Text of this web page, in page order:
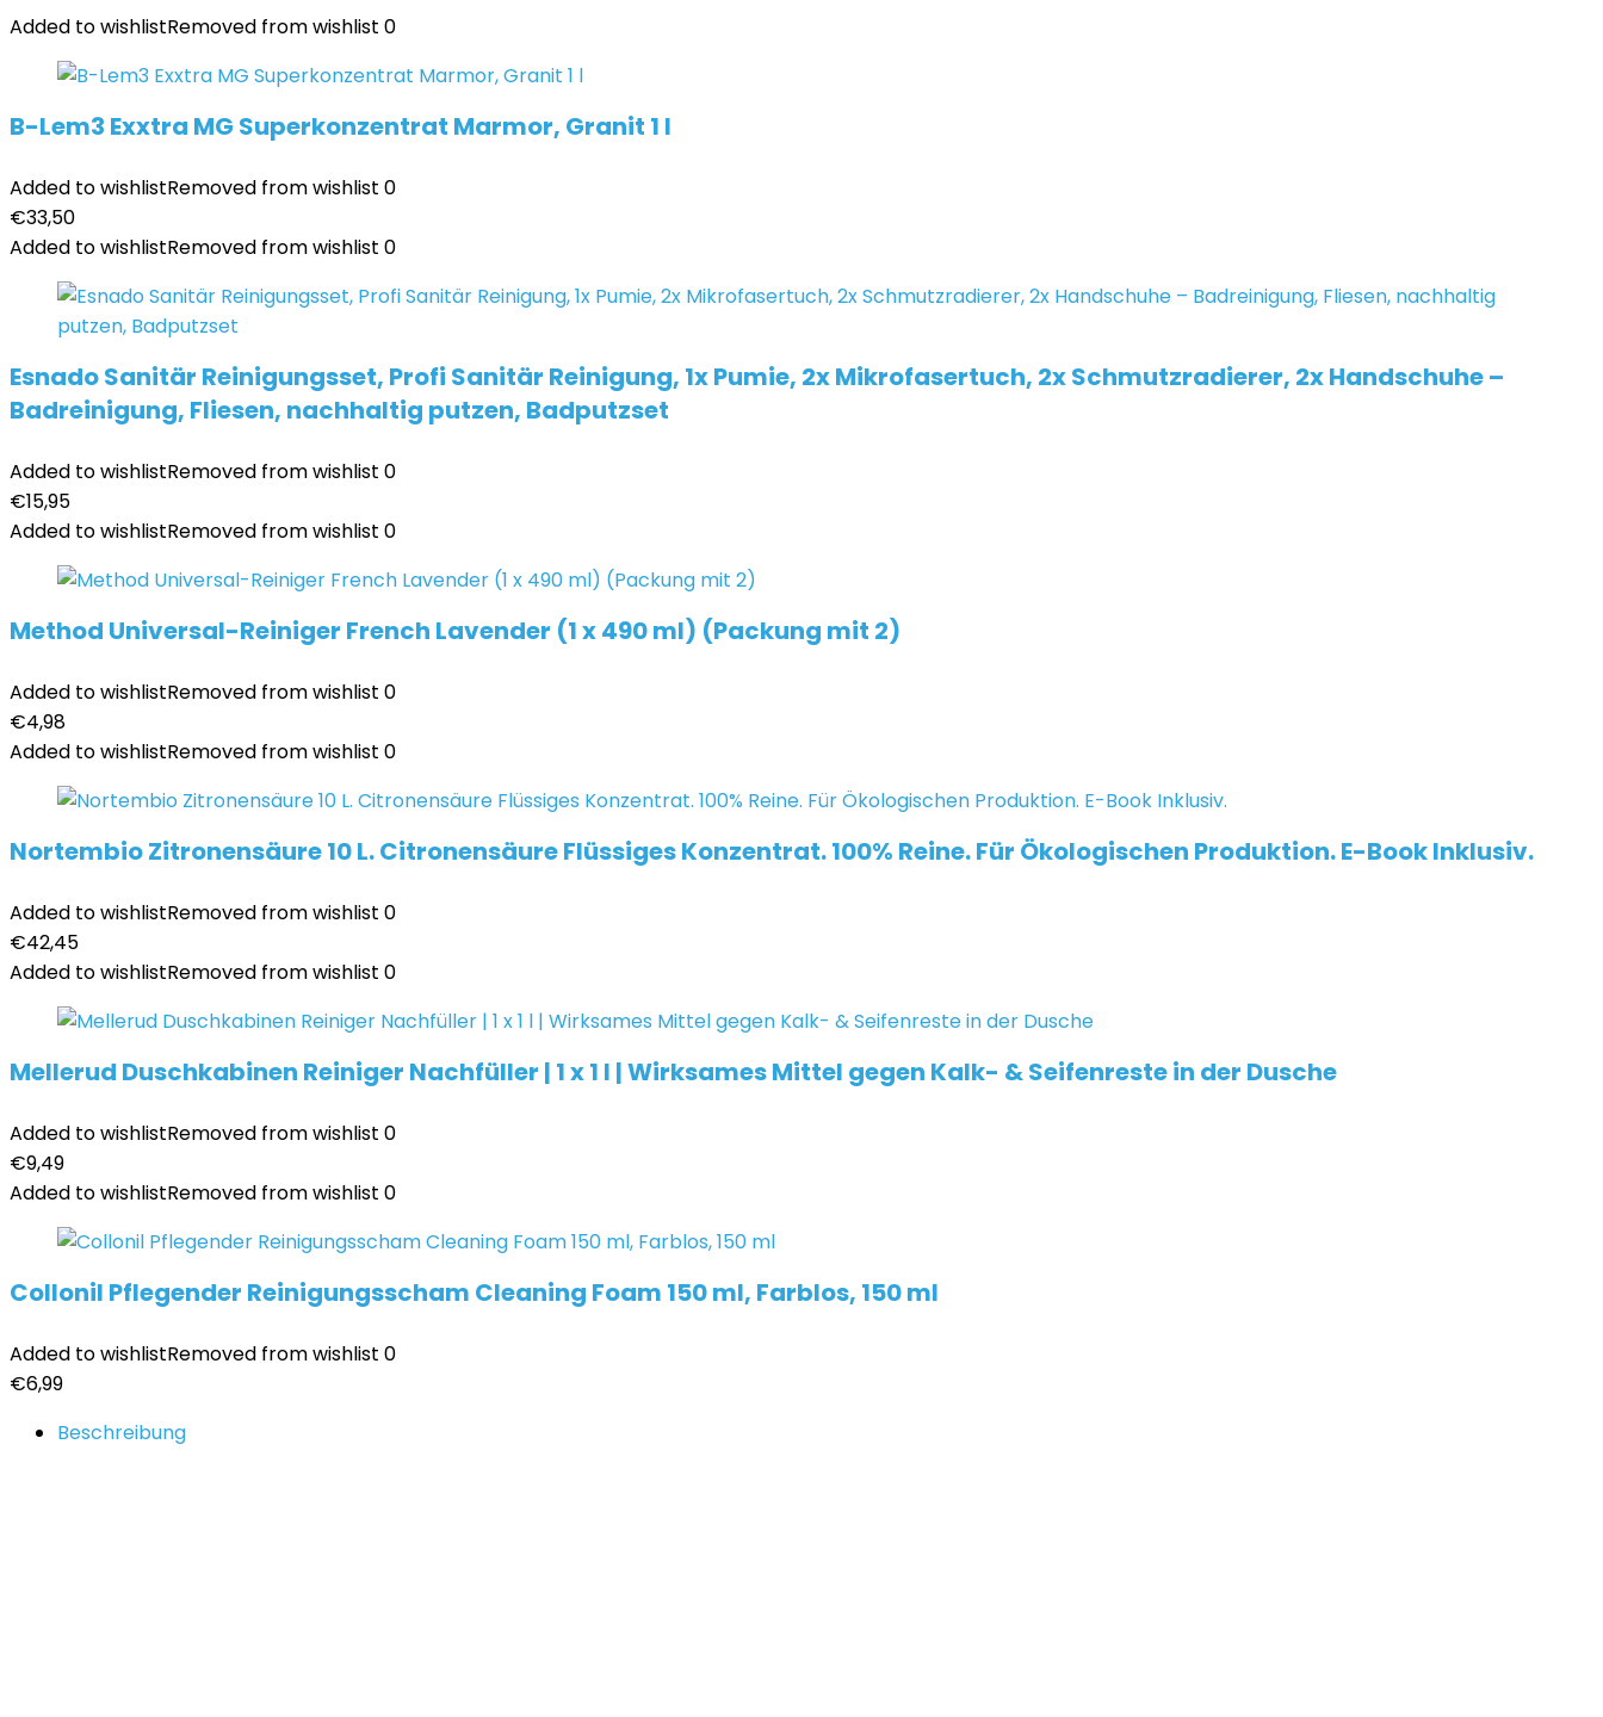
Added to wishlistRemoved from wishlist 0
B-Lem3 Exxtra MG Superkonzentrat Marmor, Granit 1 l
Added to wishlistRemoved from wishlist 0
€33,50
Added to wishlistRemoved from wishlist 0
Esnado Sanitär Reinigungsset, Profi Sanitär Reinigung, 1x Pumie, 2x Mikrofasertuch, 2x Schmutzradierer, 2x Handschuhe –
Badreinigung, Fliesen, nachhaltig putzen, Badputzset
Added to wishlistRemoved from wishlist 0
€15,95
Added to wishlistRemoved from wishlist 0
Method Universal-Reiniger French Lavender (1 x 490 ml) (Packung mit 2)
Added to wishlistRemoved from wishlist 0
€4,98
Added to wishlistRemoved from wishlist 0
Nortembio Zitronensäure 10 L. Citronensäure Flüssiges Konzentrat. 100% Reine. Für Ökologischen Produktion. E-Book Inklusiv.
Added to wishlistRemoved from wishlist 0
€42,45
Added to wishlistRemoved from wishlist 0
Mellerud Duschkabinen Reiniger Nachfüller | 1 x 1 l | Wirksames Mittel gegen Kalk- & Seifenreste in der Dusche
Added to wishlistRemoved from wishlist 0
€9,49
Added to wishlistRemoved from wishlist 0
Collonil Pflegender Reinigungsscham Cleaning Foam 150 ml, Farblos, 150 ml
Added to wishlistRemoved from wishlist 0
€6,99
Beschreibung